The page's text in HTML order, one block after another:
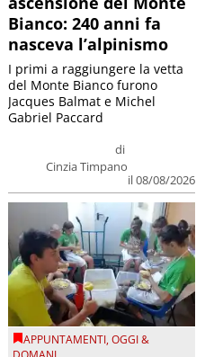
Bianco: 240 anni fa
nasceva l’alpinismo
di
Cinzia Timpano
il 08/08/2026
I primi a raggiungere la vetta
del Monte Bianco furono
Jacques Balmat e Michel
Gabriel Paccard
APPUNTAMENTI,OGGI &